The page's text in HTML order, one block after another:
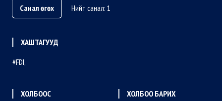
Санал өгөх
Нийт санал: 1
ХАШТАГУУД
FDI
ХОЛБООС ХОЛБОО БАРИХ